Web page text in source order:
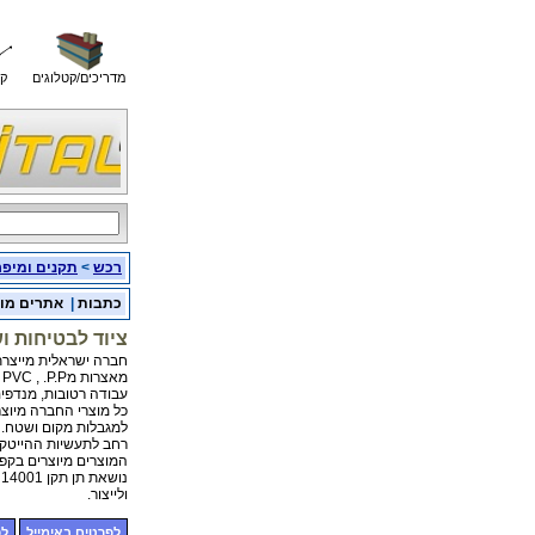
מדריכים/קטלוגים
רכש > תקנים
כתבות אתרים
ציוד לבטיחות
חברה ישראלית
מאצרות מPVDF- , PVC , .P.P , קופסאות להגנה על משאבות, קופסאות לברזים, תחנות
עבודה רטובות,
כל מוצרי החברה
למגבלות מקום ושטח. לחברה ניסיון של כ
רחב לתעשיות
המוצרים מיוצרים
נושאת תן תקן ISO 14001 לשמירה על איכות הסביבה ותו תקן ISO 9001 לתכנון
ולייצור.